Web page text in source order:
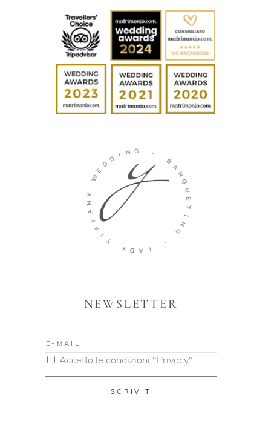
W
E
D
D
N G -
B
A
N
Q
U
T
N
G
-
L
A
D
Y
T
I
A
NEWSLETTER
Accetto le condizioni "Privacy"
ISCRIVITI